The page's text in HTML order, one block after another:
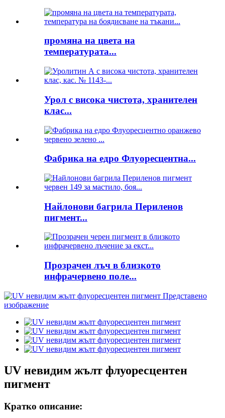
промяна на цвета на
температурата...
Урол с висока чистота, хранителен
клас...
Фабрика на едро Флуоресцентна...
Найлонови багрила Периленов
пигмент...
Прозрачен лъч в близкото
инфрачервено поле...
UV невидим жълт флуоресцентен
пигмент
Кратко описание: